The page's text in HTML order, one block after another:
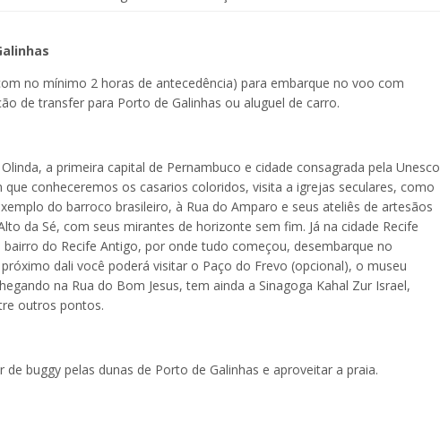
no mínimo 2 horas de antecedência) para embarque no voo com
de transfer para Porto de Galinhas ou aluguel de carro.
a primeira capital de Pernambuco e cidade consagrada pela Unesco
conheceremos os casarios coloridos, visita a igrejas seculares, como
do barroco brasileiro, à Rua do Amparo e seus ateliês de artesãos
da Sé, com seus mirantes de horizonte sem fim. Já na cidade Recife
do Recife Antigo, por onde tudo começou, desembarque no
dali você poderá visitar o Paço do Frevo (opcional), o museu
na Rua do Bom Jesus, tem ainda a Sinagoga Kahal Zur Israel,
outros pontos.
buggy pelas dunas de Porto de Galinhas e aproveitar a praia.